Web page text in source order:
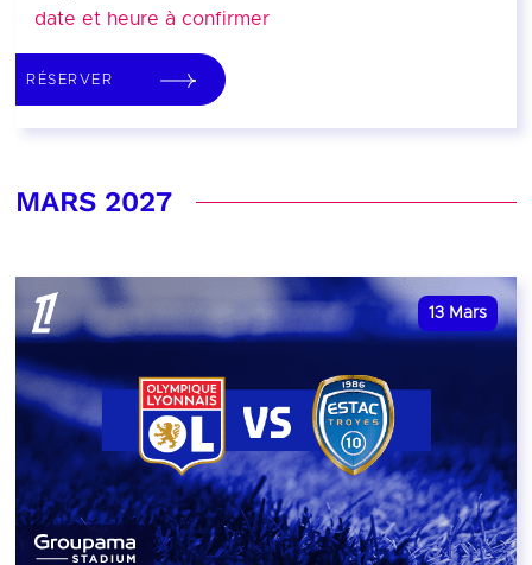
date et heure à confirmer
RÉSERVER
MARS 2027
13 Mars